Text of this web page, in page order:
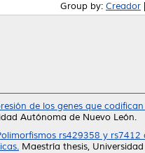
Group by: Creador
de los genes que
Autónoma de Nuevo León.
rs429358 y
Maestría thesis,